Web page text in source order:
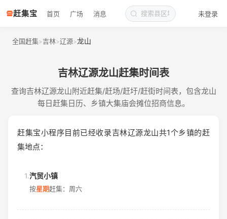
赶集宝 首页 广场 消息 未登录
全国赶集>吉林>辽源>龙山
吉林辽源龙山赶集时间表
查询吉林辽源龙山附近赶集/赶场/赶圩/赶街时间表，包含龙山
每日赶集日历、乡镇大集庙会摊位招商信息。
赶集宝小程序目前已经收录吉林辽源龙山共1个乡镇的赶
集地点：
1.汽贸小镇
按星期赶集：周六